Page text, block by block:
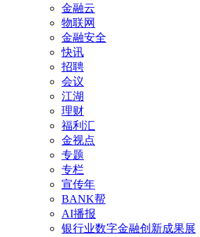
金融云
物联网
金融安全
快讯
招聘
会议
江湖
理财
福利汇
金视点
专题
专栏
宣传年
BANK帮
AI播报
银行业数字金融创新成果展